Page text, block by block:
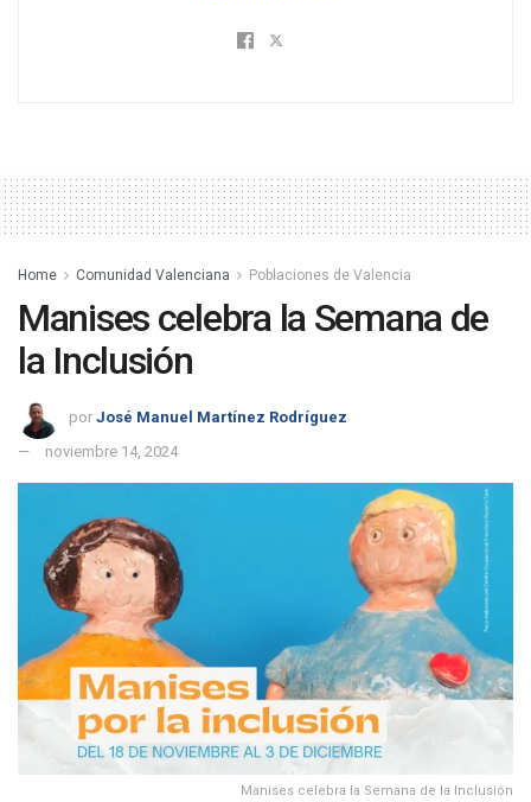
Home Comunidad Valenciana Poblaciones de Valencia
Manises celebra la Semana de
la Inclusión
por José Manuel Martínez Rodríguez
noviembre 14, 2024
Manises celebra la Semana de la Inclusión